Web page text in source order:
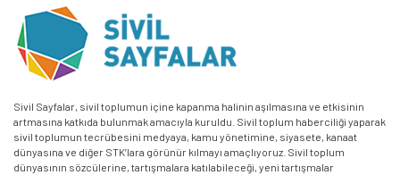
Sivil Sayfalar, sivil toplumun içine kapanma halinin aşılmasına ve etkisinin
artmasına katkıda bulunmak amacıyla kuruldu. Sivil toplum haberciliği yaparak
sivil toplumun tecrübesini medyaya, kamu yönetimine, siyasete, kanaat
dünyasına ve diğer STK’lara görünür kılmayı amaçlıyoruz. Sivil toplum
dünyasının sözcülerine, tartışmalara katılabileceği, yeni tartışmalar